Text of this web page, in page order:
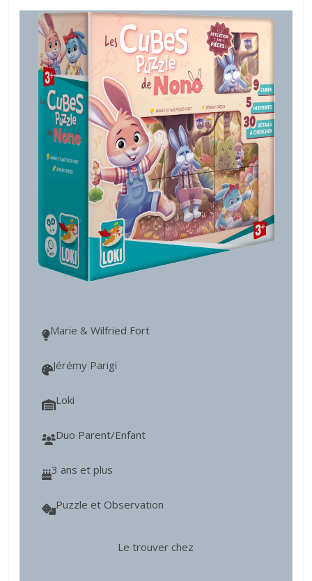
Marie & Wilfried Fort
Jérémy Parigi
Loki
Duo Parent/Enfant
3 ans et plus
Puzzle et Observation
Le trouver chez